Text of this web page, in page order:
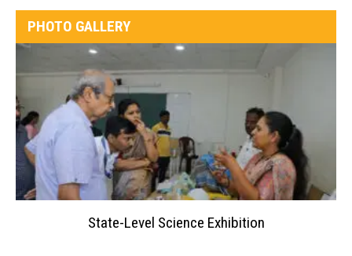
PHOTO GALLERY
State-Level Science Exhibition